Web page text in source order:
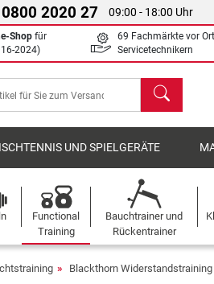
0800 2020 27 09:00 - 18:00 Uhr
Shop für
2024)
69 Fachmärkte vor
Servicetechnikern
Suchen
UND SPIELGERÄTE
Functional
Training
Bauchtrainer und
Rückentrainer
Blackthorn